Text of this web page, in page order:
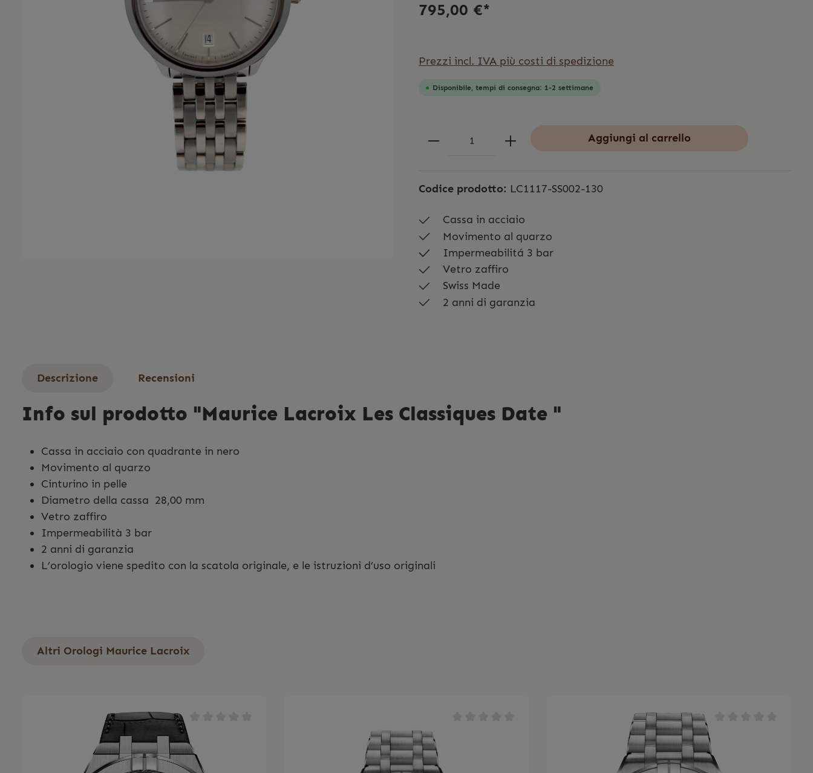
795,00 €*
Prezzi incl. IVA più costi di spedizione
Disponibile, tempi di consegna: 1-2 settimane
Aggiungi al carrello
Codice prodotto: LC1117-SS002-130
Cassa in acciaio
Movimento al quarzo
Impermeabilitá 3 bar
Vetro zaffiro
Swiss Made
2 anni di garanzia
Descrizione Recensioni
Info sul prodotto "Maurice Lacroix Les Classiques Date "
Cassa in acciaio con quadrante in nero
Movimento al quarzo
Cinturino in pelle
Diametro della cassa 28,00 mm
Vetro zaffiro
Impermeabilità 3 bar
2 anni di garanzia
L’orologio viene spedito con la scatola originale, e le istruzioni d’uso originali
Altri Orologi Maurice Lacroix